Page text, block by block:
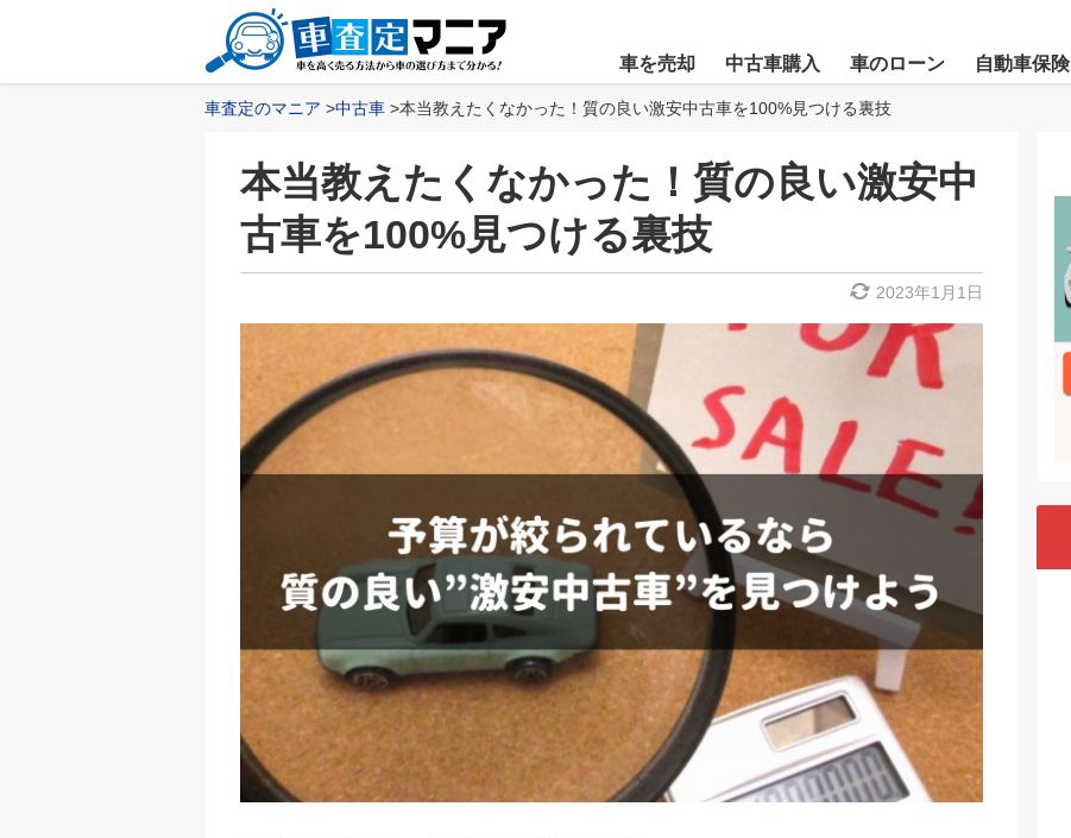
車を売却 中古車購入 車のローン 自動車保険
車査定のマニア 中古車 本当教えたくなかった！質の良い激安中古車を100%見つける裏技
本当教えたくなかった！質の良い激安中
古車を100%見つける裏技
2023年1月1日